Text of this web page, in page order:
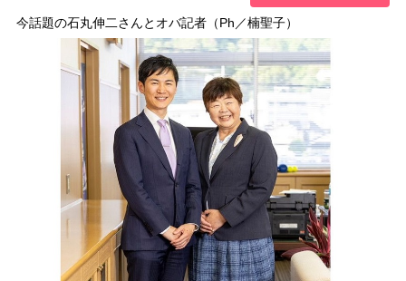
今話題の石丸伸二さんとオバ記者（Ph／楠聖子）